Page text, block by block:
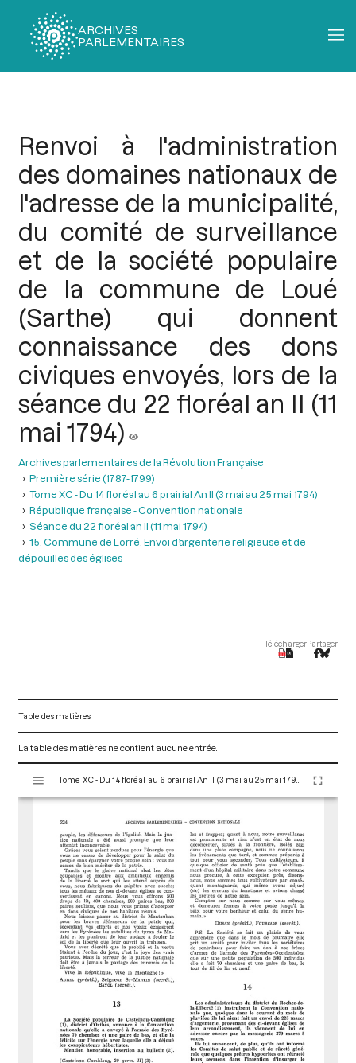
ARCHIVES
PARLEMENTAIRES
Renvoi à l'administration
des domaines nationaux de
l'adresse de la municipalité,
du comité de surveillance
et de la société populaire
de la commune de Loué
(Sarthe) qui donnent
connaissance des dons
civiques envoyés, lors de la
séance du 22 floréal an II (11
mai 1794)
Archives parlementaires de la Révolution Française
Première série (1787-1799)
Tome XC - Du 14 floréal au 6 prairial An II (3 mai au 25 mai 1794)
République française - Convention nationale
Séance du 22 floréal an II (11 mai 1794)
15. Commune de Lorré. Envoi d’argenterie religieuse et de
dépouilles des églises
TéléchargerPartager
Table des matières
La table des matières ne contient aucune entrée.
s